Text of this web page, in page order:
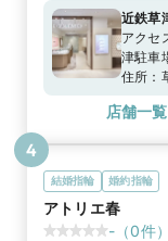
近鉄草
アクセ
津駐車
営草津
住所：
店舗一覧
結婚指輪 婚約指輪
アトリエ春
- （0件）
4